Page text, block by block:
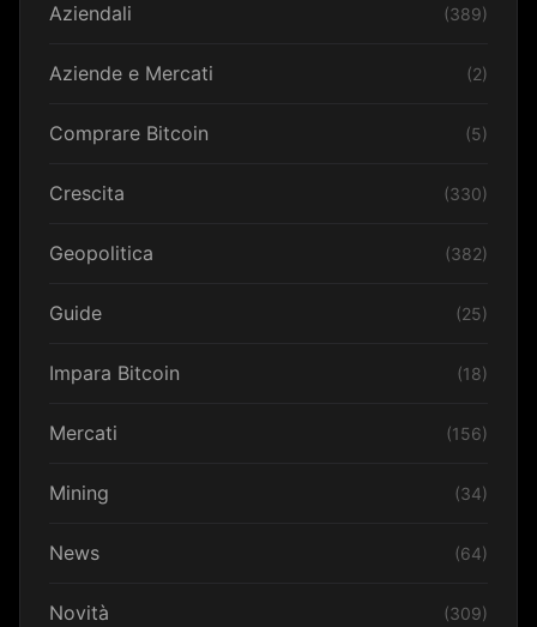
Aziendali (389)
Aziende e Mercati (2)
Comprare Bitcoin (5)
Crescita (330)
Geopolitica (382)
Guide (25)
Impara Bitcoin (18)
Mercati (156)
Mining (34)
News (64)
Novità (309)